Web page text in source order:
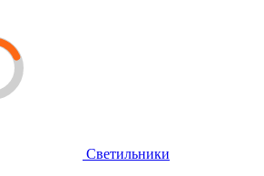
Светильники